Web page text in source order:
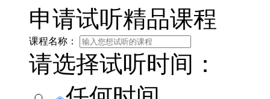
申请试听精品课程
课程名称：
请选择试听时间：